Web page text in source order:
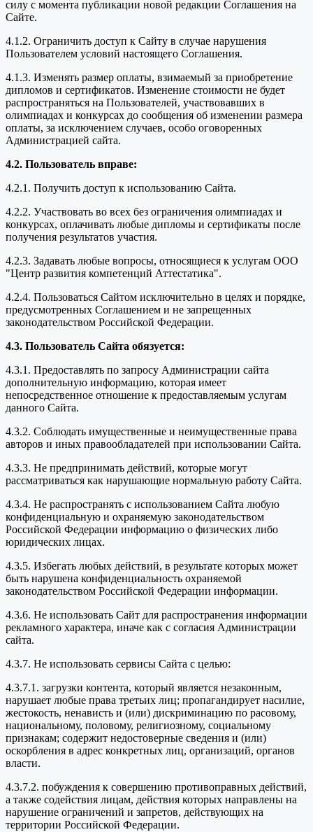
силу с момента публикации новой редакции Соглашения на
Сайте.
4.1.2. Ограничить доступ к Сайту в случае нарушения
Пользователем условий настоящего Соглашения.
4.1.3. Изменять размер оплаты, взимаемый за приобретение
дипломов и сертификатов. Изменение стоимости не будет
распространяться на Пользователей, участвовавших в
олимпиадах и конкурсах до сообщения об изменении размера
оплаты, за исключением случаев, особо оговоренных
Администрацией сайта.
4.2. Пользователь вправе:
4.2.1. Получить доступ к использованию Сайта.
4.2.2. Участвовать во всех без ограничения олимпиадах и
конкурсах, оплачивать любые дипломы и сертификаты после
получения результатов участия.
4.2.3. Задавать любые вопросы, относящиеся к услугам ООО
"Центр развития компетенций Аттестатика".
4.2.4. Пользоваться Сайтом исключительно в целях и порядке,
предусмотренных Соглашением и не запрещенных
законодательством Российской Федерации.
4.3. Пользователь Сайта обязуется:
4.3.1. Предоставлять по запросу Администрации сайта
дополнительную информацию, которая имеет
непосредственное отношение к предоставляемым услугам
данного Сайта.
4.3.2. Соблюдать имущественные и неимущественные права
авторов и иных правообладателей при использовании Сайта.
4.3.3. Не предпринимать действий, которые могут
рассматриваться как нарушающие нормальную работу Сайта.
4.3.4. Не распространять с использованием Сайта любую
конфиденциальную и охраняемую законодательством
Российской Федерации информацию о физических либо
юридических лицах.
4.3.5. Избегать любых действий, в результате которых может
быть нарушена конфиденциальность охраняемой
законодательством Российской Федерации информации.
4.3.6. Не использовать Сайт для распространения информации
рекламного характера, иначе как с согласия Администрации
сайта.
4.3.7. Не использовать сервисы Сайта с целью:
4.3.7.1. загрузки контента, который является незаконным,
нарушает любые права третьих лиц; пропагандирует насилие,
жестокость, ненависть и (или) дискриминацию по расовому,
национальному, половому, религиозному, социальному
признакам; содержит недостоверные сведения и (или)
оскорбления в адрес конкретных лиц, организаций, органов
власти.
4.3.7.2. побуждения к совершению противоправных действий,
а также содействия лицам, действия которых направлены на
нарушение ограничений и запретов, действующих на
территории Российской Федерации.